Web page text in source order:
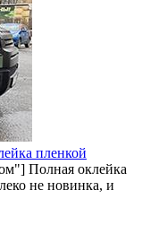
пленкой
Полная оклейка
не новинка, и